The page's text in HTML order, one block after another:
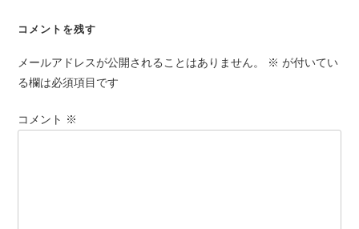
コメントを残す
メールアドレスが公開されることはありません。 ※ が付いてい
る欄は必須項目です
コメント ※